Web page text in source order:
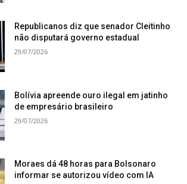
Republicanos diz que senador Cleitinho
não disputará governo estadual
29/07/2026
Bolívia apreende ouro ilegal em jatinho
de empresário brasileiro
29/07/2026
Moraes dá 48 horas para Bolsonaro
informar se autorizou vídeo com IA